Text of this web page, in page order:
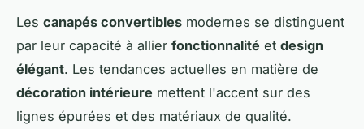
Les canapés convertibles modernes se distinguent
par leur capacité à allier fonctionnalité et design
élégant. Les tendances actuelles en matière de
décoration intérieure mettent l'accent sur des
lignes épurées et des matériaux de qualité.